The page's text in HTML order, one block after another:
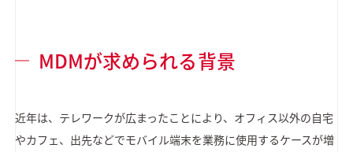
MDMが求められる背景
近年は、テレワークが広まったことにより、オフィス以外の自宅
やカフェ、出先などでモバイル端末を業務に使用するケースが増